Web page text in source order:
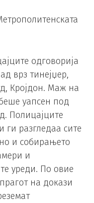
одговорија
врз тинејџер,
Кројдон. Маж на
уапсен под
Полицајците
ги разгледаа сите
и собирањето
и
уреди. По овие
на докази